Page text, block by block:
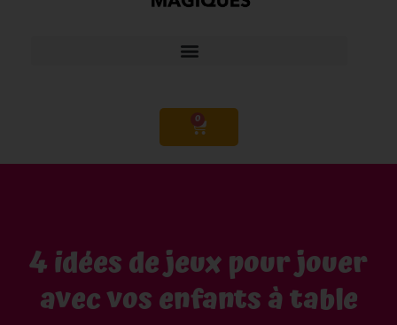
0
4 idées de jeux pour jouer
avec vos enfants à table